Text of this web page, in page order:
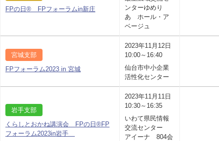
FPの日® FPフォーラムin新庄
ンターゆめり
あ ホール・ア
ベージュ
宮城支部
FPフォーラム2023 in 宮城
2023年11月12日
10:00～16:40
仙台市中小企業
活性化センター
岩手支部
くらしとおかね講演会 FPの日®FP
フォーラム2023in岩手
2023年11月11日
10:30～16:35
いわて県民情報
交流センター
アイーナ 804会